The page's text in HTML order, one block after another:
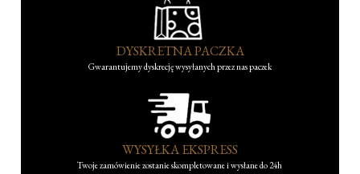
DYSKRETNA PACZKA
Gwarantujemy dyskrecję wysyłanych przez nas paczek
WYSYŁKA EKSPRESS
Twoje zamówienie zostanie skompletowane i wysłane do 24h